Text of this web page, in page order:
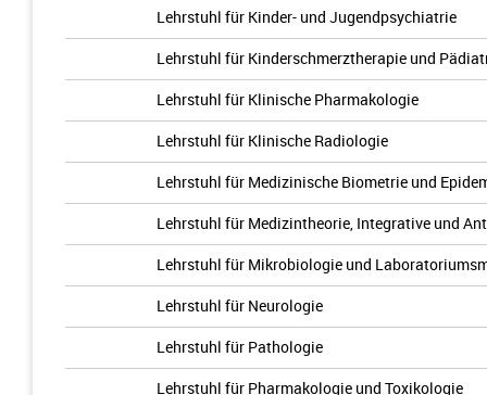
Lehrstuhl für Kinder- und Jugendpsychiatrie
Lehrstuhl für Kinderschmerztherapie und
Lehrstuhl für Klinische Pharmakologie
Lehrstuhl für Klinische Radiologie
Lehrstuhl für Medizinische Biometrie und
Lehrstuhl für Medizintheorie, Integrative und
Lehrstuhl für Mikrobiologie und
Lehrstuhl für Neurologie
Lehrstuhl für Pathologie
Lehrstuhl für Pharmakologie und Toxikologie